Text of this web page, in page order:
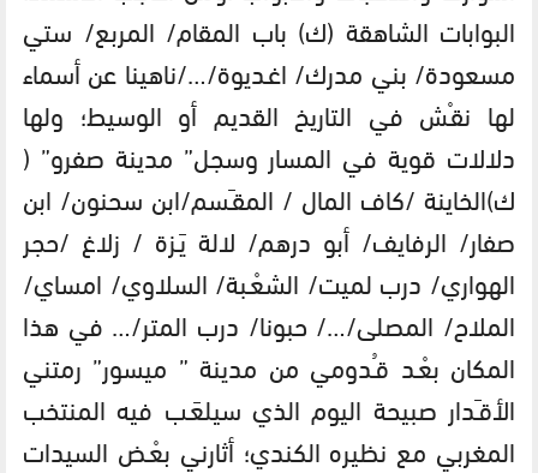
البوابات الشاهقة (ك) باب المقام/ المربع/ ستي
مسعودة/ بني مدرك/ اغـديوة/…/ناهينا عن أسماء
لها نقـْش في التاريخ القديم أو الوسيط؛ ولها
دلالات قوية في المسار وسجل” مدينة صفرو” (
ك)الخاينة /كاف المال / المقـَسم/ابن سحنون/ ابن
صفار/ الرفايف/ أبو درهم/ لالة يَـزة / زلاغ /حجر
الهواري/ درب لميت/ الشعْـبة/ السلاوي/ امساي/
الملاح/ المصلى/…/ حبونا/ درب المتر/… في هذا
المكان بعْـد قـُدومي من مدينة ” ميسور” رمتني
الأقـَدار صبيحة اليوم الذي سيلعَـب فيه المنتخب
المغربي مع نظيره الكندي؛ أثارني بعْـض السيدات